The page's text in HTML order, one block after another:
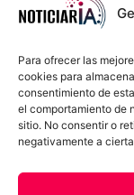
Para ofrecer las
cookies para
consentimiento de
el comportamiento de
sitio. No consentir o
negativamente a